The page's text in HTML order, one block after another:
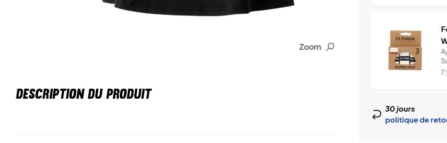
Zoom
DESCRIPTION DU PRODUIT
30 jours
politique de